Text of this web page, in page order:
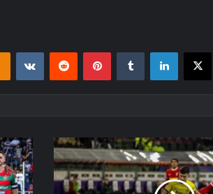
‫X لينكدإن بينتيريست
مولودية
الجزائر
تتوج
بلقب